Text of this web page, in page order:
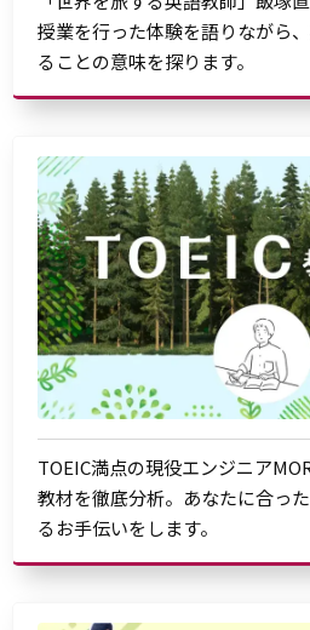
授業を行った体験を語りながら
ることの意味を探ります。
TOEIC満点の現役エンジニア
教材を徹底分析。あなたに合っ
るお手伝いをします。